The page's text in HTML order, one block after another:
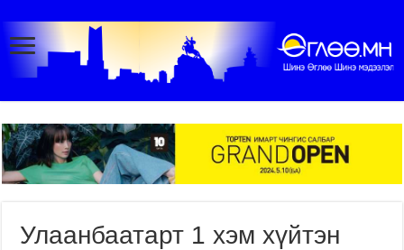
Улаанбаатарт 1 хэм хүйтэн